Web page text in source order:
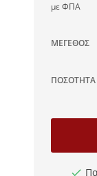
με ΦΠΑ
ΜΈΓΕΘΟΣ
ΠΟΣΌΤΗΤΑ